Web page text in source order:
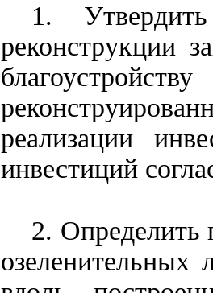
1.
реконструкции
реализации
инвестиций
2. Определить
озеленительных